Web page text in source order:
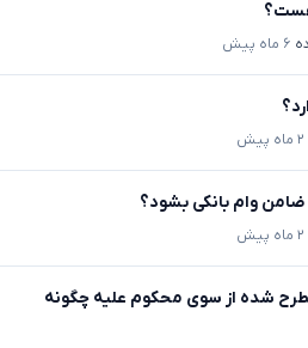
هست؟
۶ ماه پیش
۲ ماه پیش
ضامن وام بانکی بشود؟
۲ ماه پیش
شده از سوی محکوم علیه چگونه